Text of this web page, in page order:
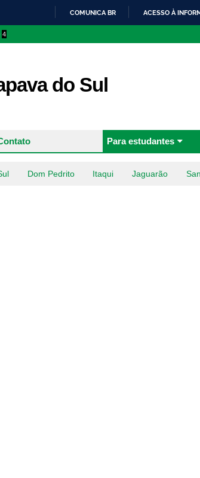
COMUNICA BR ACESSO À
4
do Sul
Para estudantes
Dom Pedrito Itaqui Jaguarão